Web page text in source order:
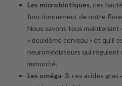
Les microbiotiques, ces
fonctionnement de notre
Nous savons tous
« deuxième cerveau » et qu’il
neuromédiateurs qui
immunité.
Les oméga-3, ces acides